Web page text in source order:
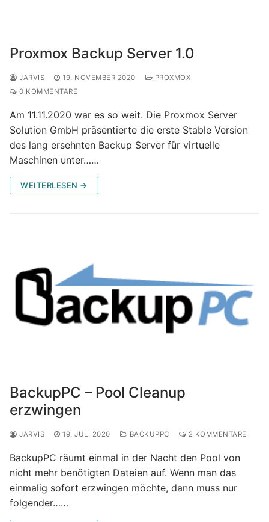
Proxmox Backup Server 1.0
JARVIS 19. NOVEMBER 2020
PROXMOX
0 KOMMENTARE
Am 11.11.2020 war es so weit. Die Proxmox Server
Solution GmbH präsentierte die erste Stable Version
des lang ersehnten Backup Server für virtuelle
Maschinen unter……
WEITERLESEN →
BackupPC – Pool Cleanup
erzwingen
JARVIS 19. JULI 2020 BACKUPPC 2 KOMMENTARE
BackupPC räumt einmal in der Nacht den Pool von
nicht mehr benötigten Dateien auf. Wenn man das
einmalig sofort erzwingen möchte, dann muss nur
folgender……